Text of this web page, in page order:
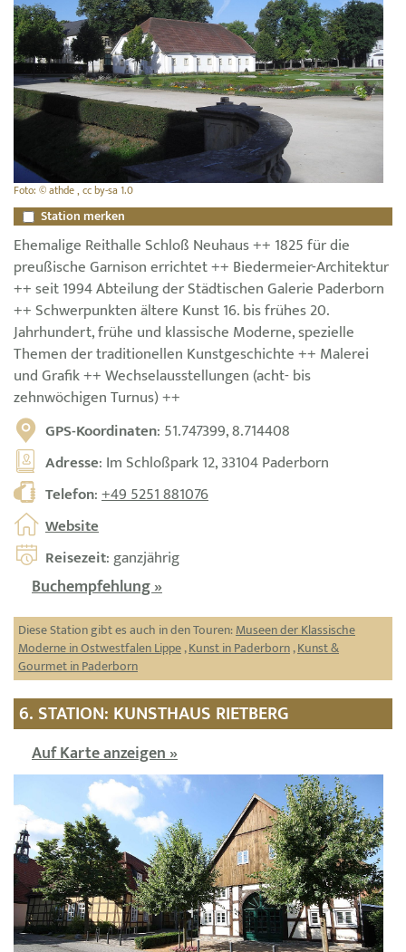
Foto: © athde , cc by-sa 1.0
Station merken
Ehemalige Reithalle Schloß Neuhaus ++ 1825 für die
preußische Garnison errichtet ++ Biedermeier-Architektur
++ seit 1994 Abteilung der Städtischen Galerie Paderborn
++ Schwerpunkten ältere Kunst 16. bis frühes 20.
Jahrhundert, frühe und klassische Moderne, spezielle
Themen der traditionellen Kunstgeschichte ++ Malerei
und Grafik ++ Wechselausstellungen (acht- bis
zehnwöchigen Turnus) ++
GPS-Koordinaten: 51.747399, 8.714408
Adresse: Im Schloßpark 12, 33104 Paderborn
Telefon:+49 5251 881076
Website
Reisezeit: ganzjährig
Buchempfehlung »
Diese Station gibt es auch in den Touren:Museen der Klassische
Moderne in Ostwestfalen Lippe,Kunst in Paderborn,Kunst &
Gourmet in Paderborn
6. STATION: KUNSTHAUS RIETBERG
Auf Karte anzeigen »